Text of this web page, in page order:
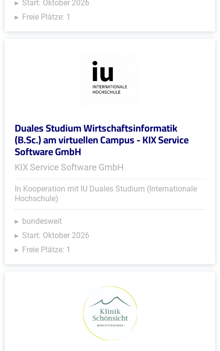
Start: Oktober 2026
Freie Plätze: 1
Duales Studium Wirtschaftsinformatik
(B.Sc.) am virtuellen Campus - KIX Service
Software GmbH
KIX Service Software GmbH
In Kooperation mit IU Duales Studium (Internationale
Hochschule)
bundesweit
Start: Oktober 2026
Freie Plätze: 1